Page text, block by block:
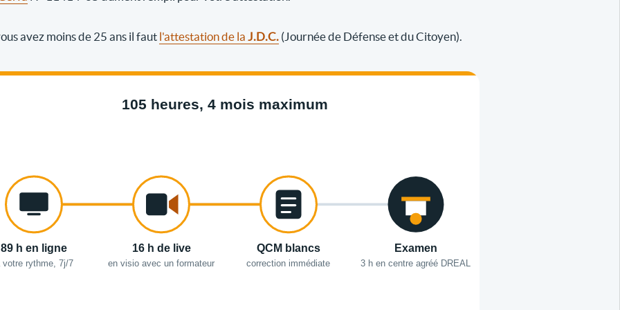
avez moins de 25 ans il faut l'attestation de la J.D.C. (Journée de Défense et du Citoyen).